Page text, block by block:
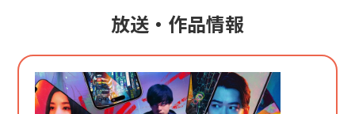
放送・作品情報